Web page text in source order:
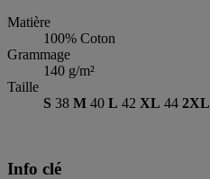
Matière
100% Coton
Grammage
140 g/m²
Taille
S 38 M 40 L 42 XL 44 2XL
Info clé